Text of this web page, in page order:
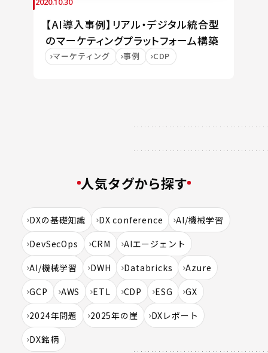
【AI導入事例】リアル・デジタル統合型
のマーケティングプラットフォーム構築
マーケティング 事例 CDP
人気タグから探す
DXの基礎知識 DX conference
AI/機械学習
DevSecOps
CRM
AIエージェント
AI/機械学習
DWH Databricks
Azure
GCP
AWS ETL CDP ESG
GX
2024年問題
2025年の崖
DXレポート
DX銘柄